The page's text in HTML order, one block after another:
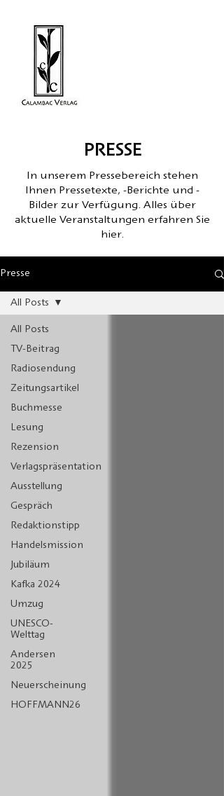
PRESSE
In unserem Pressebereich stehen
Ihnen Pressetexte, -Berichte und -
Bilder zur Verfügung. Alles über
aktuelle Veranstaltungen erfahren Sie
hier.
Presse
All Posts
TV-Beitrag
Radiosendung
Zeitungsartikel
Buchmesse
Lesung
Rezension
Verlagspräsentation
Ausstellung
Gespräch
Redaktionstipp
Handelsmission
Jubiläum
Kafka 2024
Umzug
UNESCO-
Welttag
Andersen
2025
Neuerscheinung
HOFFMANN26
All Posts